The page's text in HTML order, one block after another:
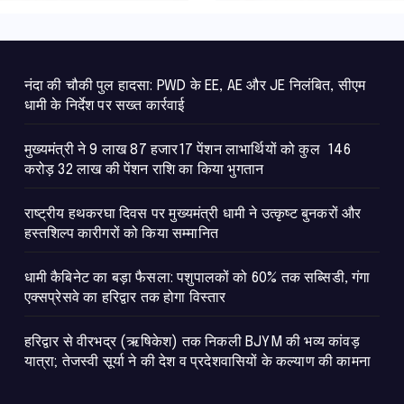
नंदा की चौकी पुल हादसा: PWD के EE, AE और JE निलंबित, सीएम
धामी के निर्देश पर सख्त कार्रवाई
मुख्यमंत्री ने 9 लाख 87 हजार17 पेंशन लाभार्थियों को कुल 146
करोड़ 32 लाख की पेंशन राशि का किया भुगतान
राष्ट्रीय हथकरघा दिवस पर मुख्यमंत्री धामी ने उत्कृष्ट बुनकरों और
हस्तशिल्प कारीगरों को किया सम्मानित
​धामी कैबिनेट का बड़ा फैसला: पशुपालकों को 60% तक सब्सिडी, गंगा
एक्सप्रेसवे का हरिद्वार तक होगा विस्तार
​हरिद्वार से वीरभद्र (ऋषिकेश) तक निकली BJYM की भव्य कांवड़
यात्रा; तेजस्वी सूर्या ने की देश व प्रदेशवासियों के कल्याण की कामना